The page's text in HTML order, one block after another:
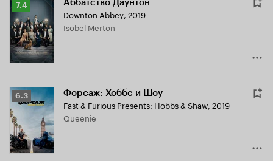
Рейтинг
Кинопоиска
7.4
7.4 Аббатство Даунтон
Downton Abbey, 2019
Isobel Merton
Рейтинг
Кинопоиска
6.3
6.3 Форсаж: Хоббс и Шоу
Fast & Furious Presents: Hobbs & Shaw, 2019
Queenie